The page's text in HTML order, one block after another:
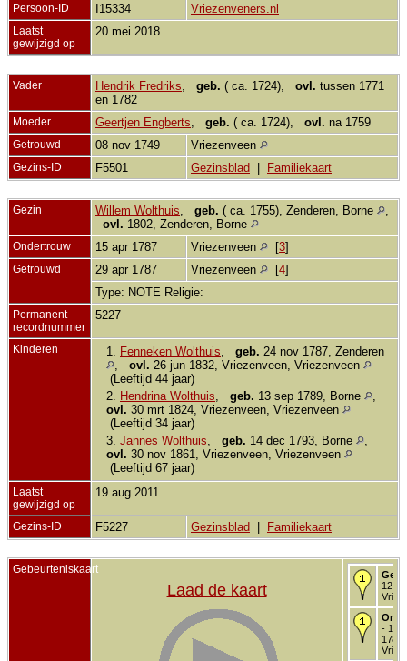
Persoon-ID I15334 Vriezenveners.nl
Laatst
gewijzigd op
20 mei 2018
Vader Hendrik Fredriks geb. ( ca. 1724), ovl. tussen 1771
en 1782
Moeder Geertjen Engberts geb. ( ca. 1724), ovl. na 1759
Getrouwd 08 nov 1749 Vriezenveen
Gezins-ID F5501 Gezinsblad Familiekaart
Gezin Willem Wolthuis geb. ( ca. 1755), Zenderen, Borne
ovl. 1802, Zenderen, Borne
Ondertrouw 15 apr 1787 Vriezenveen [3]
Getrouwd 29 apr 1787 Vriezenveen [4]
Type: NOTE Religie:
Permanent
recordnummer
5227
Kinderen 1. Fenneken Wolthuis geb. 24 nov 1787, Zenderen
ovl. 26 jun 1832, Vriezenveen, Vriezenveen
(Leeftijd 44 jaar)
2.
Hendrina Wolthuis geb. 13 sep 1789, Borne
ovl. 30 mrt 1824, Vriezenveen, Vriezenveen
(Leeftijd 34 jaar)
3. Jannes Wolthuis geb. 14 dec 1793, Borne
ovl. 30 nov 1861, Vriezenveen, Vriezenveen
(Leeftijd 67 jaar)
Laatst
gewijzigd op
19 aug 2011
Gezins-ID F5227 Gezinsblad Familiekaart
Gebeurteniskaart
Laad de kaart
12
- 15
1787